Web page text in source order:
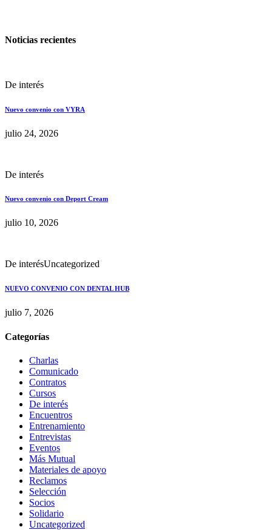
Noticias recientes
De interés
Nuevo convenio con VYRA
julio 24, 2026
De interés
Nuevo convenio con Deport Cream
julio 10, 2026
De interésUncategorized
NUEVO CONVENIO CON DENTAL HUB
julio 7, 2026
Categorías
Charlas
Comunicado
Contratos
Cursos
De interés
Encuentros
Entrenamiento
Entrevistas
Eventos
Más Mutual
Materiales de apoyo
Reclamos
Selección
Socios
Solidario
Uncategorized